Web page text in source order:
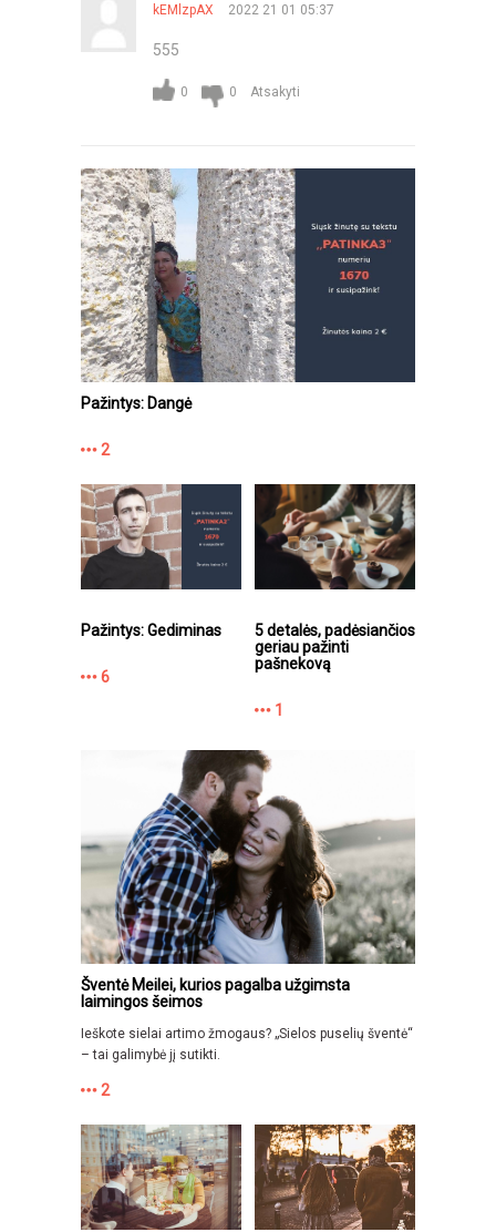
kEMlzpAX 2022 21 01 05:37
555
0 0 Atsakyti
Pažintys: Dangė
2
Pažintys: Gediminas
6
5 detalės, padėsiančios
geriau pažinti
pašnekovą
1
Šventė Meilei, kurios pagalba užgimsta
laimingos šeimos
Ieškote sielai artimo žmogaus? „Sielos puselių šventė“
– tai galimybė jį sutikti.
2